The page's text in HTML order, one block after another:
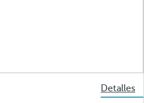
Detalles